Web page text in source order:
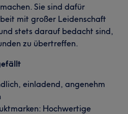
Sie sind dafür
mit großer Leidenschaft
stets darauf bedacht sind,
zu übertreffen.
einladend, angenehm
Hochwertige